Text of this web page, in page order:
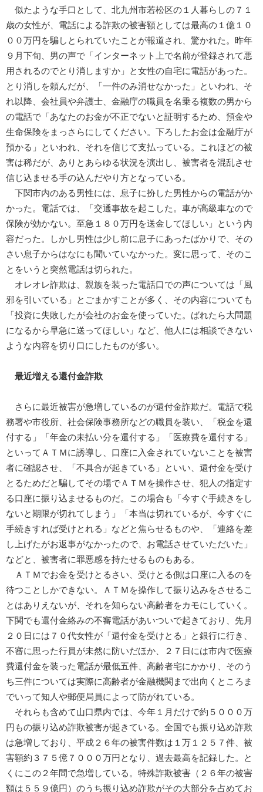
似たような手口として、北九州市若松区の１人暮らしの７１
歳の女性が、電話による詐欺の被害額としては最高の１億１０
００万円を騙しとられていたことが報道され、驚かれた。昨年
９月下旬、男の声で「インターネット上で名前が登録されて悪
用されるのでとり消しますか」と女性の自宅に電話があった。
とり消しを頼んだが、「一件のみ消せなかった」といわれ、そ
れ以降、会社員や弁護士、金融庁の職員を名乗る複数の男から
の電話で「あなたのお金が不正でないと証明するため、預金や
生命保険をまっさらにしてください。下ろしたお金は金融庁が
預かる」といわれ、それを信じて支払っている。これほどの被
害は稀だが、ありとあらゆる状況を演出し、被害者を混乱させ
信じ込ませる手の込んだやり方となっている。
下関市内のある男性には、息子に扮した男性からの電話がか
かった。電話では、「交通事故を起こした。車が高級車なので
保険が効かない。至急１８０万円を送金してほしい」という内
容だった。しかし男性は少し前に息子にあったばかりで、その
さい息子からはなにも聞いていなかった。変に思って、そのこ
とをいうと突然電話は切られた。
オレオレ詐欺は、親族を装った電話口での声については「風
邪を引いている」とごまかすことが多く、その内容についても
「投資に失敗したが会社のお金を使っていた。ばれたら大問題
になるから早急に送ってほしい」など、他人には相談できない
ような内容を切り口にしたものが多い。
最近増える還付金詐欺
さらに最近被害が急増しているのが還付金詐欺だ。電話で税
務署や市役所、社会保険事務所などの職員を装い、「税金を還
付する」「年金の未払い分を還付する」「医療費を還付する」
といってＡＴＭに誘導し、口座に入金されていないことを被害
者に確認させ、「不具合が起きている」といい、還付金を受け
とるためだと騙してその場でＡＴＭを操作させ、犯人の指定す
る口座に振り込ませるものだ。この場合も「今すぐ手続きをし
ないと期限が切れてしまう」「本当は切れているが、今すぐに
手続きすれば受けとれる」などと焦らせるものや、「連絡を差
し上げたがお返事がなかったので、お電話させていただいた」
などと、被害者に罪悪感を持たせるものもある。
ＡＴＭでお金を受けとるさい、受けとる側は口座に入るのを
待つことしかできない。ＡＴＭを操作して振り込みをさせるこ
とはありえないが、それを知らない高齢者をカモにしていく。
下関でも還付金絡みの不審電話があいついで起きており、先月
２０日には７０代女性が「還付金を受けとる」と銀行に行き、
不審に思った行員が未然に防いだほか、２７日には市内で医療
費還付金を装った電話が最低五件、高齢者宅にかかり、そのう
ち三件については実際に高齢者が金融機関まで出向くところま
でいって知人や郵便局員によって防がれている。
それらも含めて山口県内では、今年１月だけで約５０００万
円もの振り込め詐欺被害が起きている。全国でも振り込め詐欺
は急増しており、平成２６年の被害件数は１万１２５７件、被
害額約３７５億７０００万円となり、過去最高を記録した。と
くにこの２年間で急増している。特殊詐欺被害（２６年の被害
額は５５９億円）のうち振り込め詐欺がその大部分を占めてお